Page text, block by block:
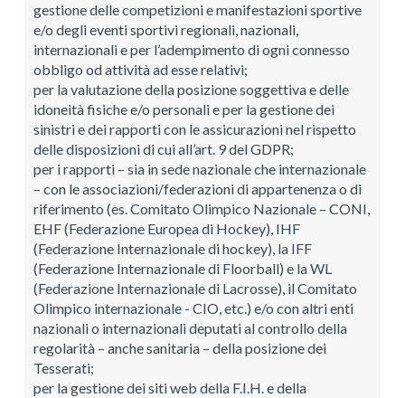
gestione delle competizioni e manifestazioni sportive
e/o degli eventi sportivi regionali, nazionali,
internazionali e per l’adempimento di ogni connesso
obbligo od attività ad esse relativi;
per la valutazione della posizione soggettiva e delle
idoneità fisiche e/o personali e per la gestione dei
sinistri e dei rapporti con le assicurazioni nel rispetto
delle disposizioni di cui all’art. 9 del GDPR;
per i rapporti – sia in sede nazionale che internazionale
– con le associazioni/federazioni di appartenenza o di
riferimento (es. Comitato Olimpico Nazionale – CONI,
EHF (Federazione Europea di Hockey), IHF
(Federazione Internazionale di hockey), la IFF
(Federazione Internazionale di Floorball) e la WL
(Federazione Internazionale di Lacrosse), il Comitato
Olimpico internazionale - CIO, etc.) e/o con altri enti
nazionali o internazionali deputati al controllo della
regolarità – anche sanitaria – della posizione dei
Tesserati;
per la gestione dei siti web della F.I.H. e della